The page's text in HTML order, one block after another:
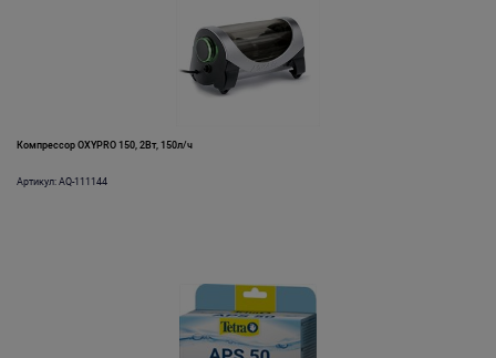
Компрессор OXYPRO 150, 2Вт, 150л/ч
Артикул: AQ-111144